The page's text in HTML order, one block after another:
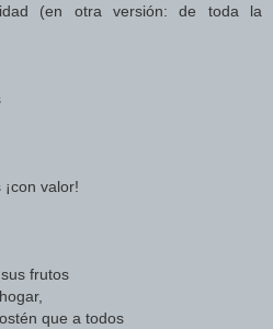
(en otra versión: de toda la
valor!
frutos
que a todos